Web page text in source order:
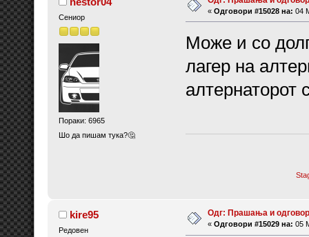
Сениор
Пораки: 6965
Шо да пишам тука?🤔
« Одговори #15028 на: 04
Може и со
лагер на
алтернаторот
kire95
Редовен
Одг: Прашања и
« Одговори #15029 на: 05